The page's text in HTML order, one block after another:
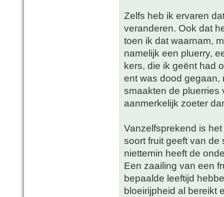
Zelfs heb ik ervaren
veranderen. Ook dat
toen ik dat waarnam,
namelijk een pluerry,
kers, die ik geënt had
ent was dood gegaan,
smaakten de pluerries
aanmerkelijk zoeter
Vanzelfsprekend is
soort fruit geeft van de
niettemin heeft de
Een zaailing van een
bepaalde leeftijd
bloeirijpheid al bereikt